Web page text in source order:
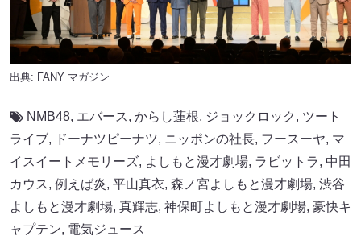
出典: FANY マガジン
NMB48, エバース, からし蓮根, ジョックロック , ツート
ライブ, ドーナツピーナツ, ニッポンの社長, フースーヤ, マ
イスイートメモリーズ, よしもと漫才劇場, ラビットラ, 中田
カウス, 例えば炎, 平山真衣, 森ノ宮よしもと漫才劇場, 渋谷
よしもと漫才劇場, 真輝志, 神保町よしもと漫才劇場, 豪快キ
ャプテン, 電気ジュース